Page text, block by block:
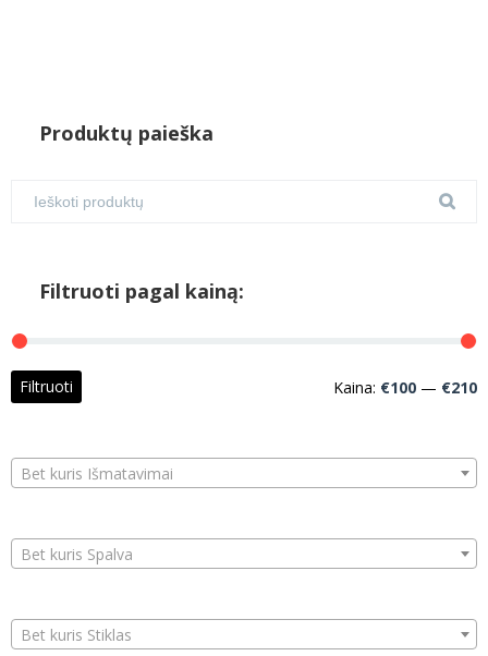
Produktų paieška
Filtruoti pagal kainą:
Filtruoti Kaina: €100 — €210
Bet kuris Išmatavimai
Bet kuris Spalva
Bet kuris Stiklas